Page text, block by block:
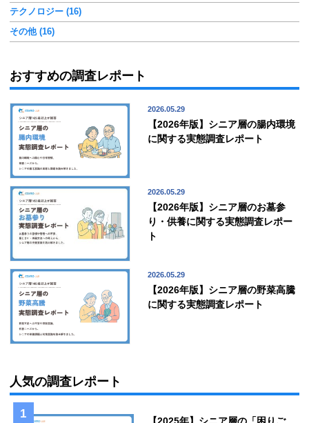
テクノロジー (16)
その他 (16)
おすすめの調査レポート
【2026年版】シニア層の腸内環境
に関する実態調査レポート
2026.05.29
【2026年版】シニア層のお墓参
り・供養に関する実態調査レポー
ト
2026.05.29
【2026年版】シニア層の野菜高騰
に関する実態調査レポート
2026.05.29
人気の調査レポート